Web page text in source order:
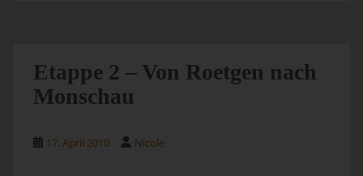
Etappe 2 – Von Roetgen nach
Monschau
17. April 2010 Nicole